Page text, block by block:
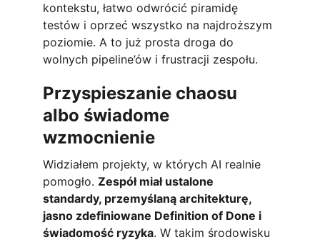
kontekstu, łatwo odwrócić piramidę
testów i oprzeć wszystko na najdroższym
poziomie. A to już prosta droga do
wolnych pipeline’ów i frustracji zespołu.
Przyspieszanie chaosu
albo świadome
wzmocnienie
Widziałem projekty, w których AI realnie
pomogło. Zespół miał ustalone
standardy, przemyślaną architekturę,
jasno zdefiniowane Definition of Done i
świadomość ryzyka. W takim środowisku